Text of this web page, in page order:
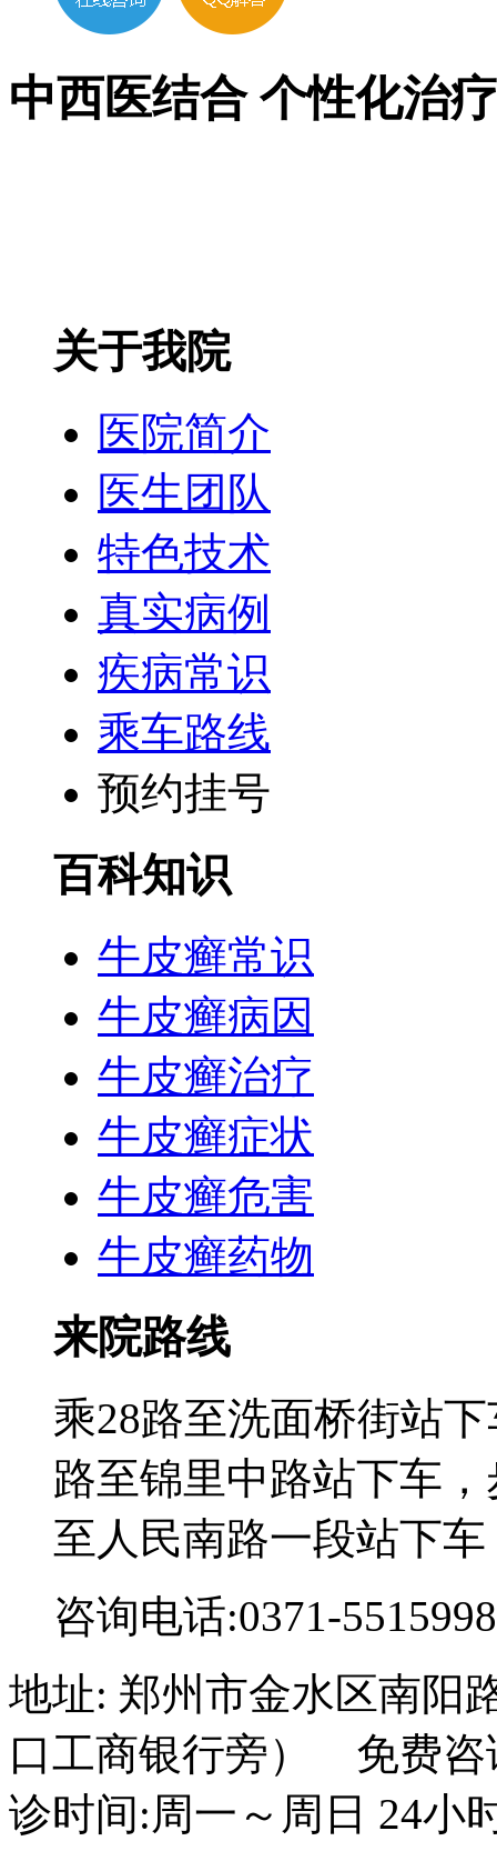
中西医结合 个性化治
关于我院
医院简介
医生团队
特色技术
真实病例
疾病常识
乘车路线
预约挂号
百科知识
牛皮癣常识
牛皮癣病因
牛皮癣治疗
牛皮癣症状
牛皮癣危害
牛皮癣药物
来院路线
乘28路至洗面桥街站
路至锦里中路站下车
至人民南路一段站下
咨询电话:0371-
地址: 郑州市金水区南阳
口工商银行旁） 免费咨
诊时间:周一～周日 24小